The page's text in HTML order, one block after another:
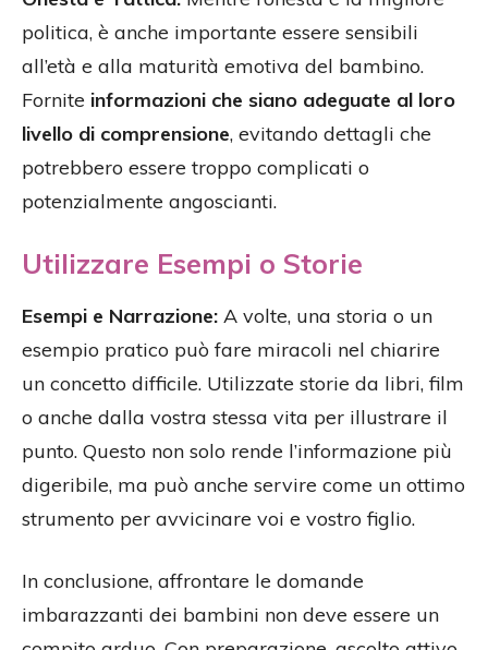
politica, è anche importante essere sensibili
all’età e alla maturità emotiva del bambino.
Fornite informazioni che siano adeguate al loro
livello di comprensione, evitando dettagli che
potrebbero essere troppo complicati o
potenzialmente angoscianti.
Utilizzare Esempi o Storie
Esempi e Narrazione: A volte, una storia o un
esempio pratico può fare miracoli nel chiarire
un concetto difficile. Utilizzate storie da libri, film
o anche dalla vostra stessa vita per illustrare il
punto. Questo non solo rende l’informazione più
digeribile, ma può anche servire come un ottimo
strumento per avvicinare voi e vostro figlio.
In conclusione, affrontare le domande
imbarazzanti dei bambini non deve essere un